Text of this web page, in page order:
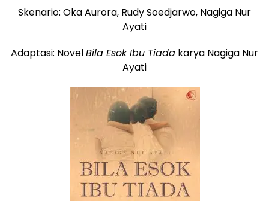
Skenario: Oka Aurora, Rudy Soedjarwo, Nagiga Nur
Ayati
Adaptasi: NovelBila Esok Ibu Tiada karya Nagiga Nur
Ayati